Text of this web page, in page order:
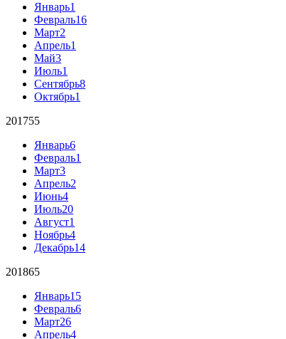
Январь1
Февраль16
Март2
Апрель1
Май3
Июль1
Сентябрь8
Октябрь1
201755
Январь6
Февраль1
Март3
Апрель2
Июнь4
Июль20
Август1
Ноябрь4
Декабрь14
201865
Январь15
Февраль6
Март26
Апрель4